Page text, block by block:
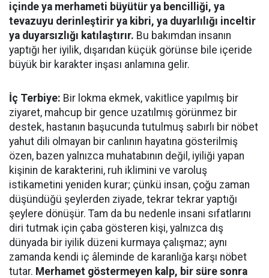
içinde ya merhameti büyütür ya bencilliği, ya
tevazuyu derinleştirir ya kibri, ya duyarlılığı inceltir
ya duyarsızlığı katılaştırır. Bu bakımdan insanın
yaptığı her iyilik, dışarıdan küçük görünse bile içeride
büyük bir karakter inşası anlamına gelir.
İç Terbiye: Bir lokma ekmek, vakitlice yapılmış bir
ziyaret, mahcup bir gence uzatılmış görünmez bir
destek, hastanın başucunda tutulmuş sabırlı bir nöbet
yahut dili olmayan bir canlının hayatına gösterilmiş
özen, bazen yalnızca muhatabının değil, iyiliği yapan
kişinin de karakterini, ruh iklimini ve varoluş
istikametini yeniden kurar; çünkü insan, çoğu zaman
düşündüğü şeylerden ziyade, tekrar tekrar yaptığı
şeylere dönüşür. Tam da bu nedenle insani sıfatlarını
diri tutmak için çaba gösteren kişi, yalnızca dış
dünyada bir iyilik düzeni kurmaya çalışmaz; aynı
zamanda kendi iç âleminde de karanlığa karşı nöbet
tutar. Merhamet göstermeyen kalp, bir süre sonra